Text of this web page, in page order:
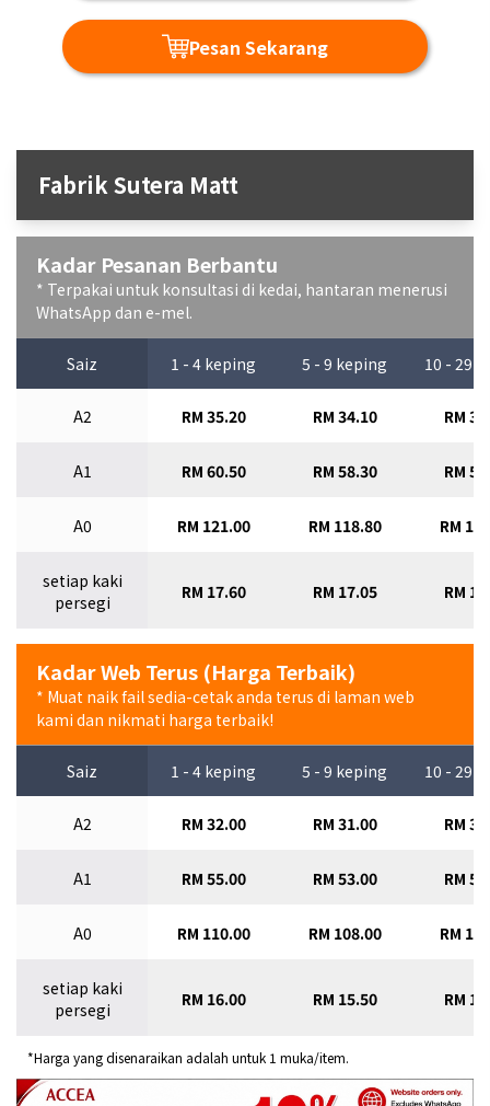
Pesan Sekarang
Fabrik Sutera Matt
Kadar Pesanan Berbantu
* Terpakai untuk konsultasi di kedai, hantaran menerusi
WhatsApp dan e-mel.
Saiz 1 - 4 keping 5 - 9 keping 10 - 29
A2 RM 35.20 RM 34.10 RM
A1 RM 60.50 RM 58.30 RM
A0 RM 121.00 RM 118.80 RM
setiap kaki
persegi
RM 17.60 RM 17.05 RM
Kadar Web Terus (Harga Terbaik)
* Muat naik fail sedia-cetak anda terus di laman web
kami dan nikmati harga terbaik!
Saiz 1 - 4 keping 5 - 9 keping 10 - 29
A2 RM 32.00 RM 31.00 RM
A1 RM 55.00 RM 53.00 RM
A0 RM 110.00 RM 108.00 RM
setiap kaki
persegi
RM 16.00 RM 15.50 RM
*Harga yang disenaraikan adalah untuk 1 muka/item.